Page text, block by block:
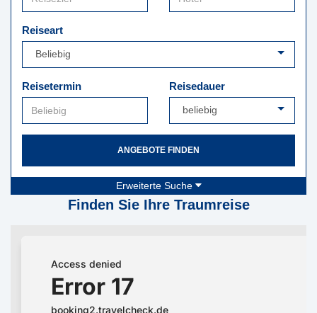
Reiseart
Reisetermin Reisedauer
ANGEBOTE FINDEN
Erweiterte Suche
Finden Sie Ihre Traumreise